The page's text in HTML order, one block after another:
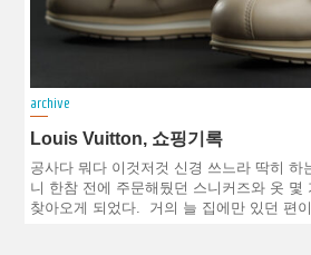
archive
Louis Vuitton, 쇼핑기록
공사다 뭐다 이것저것 신경 쓰느라 딱히 하
니 한참 전에 주문해뒀던 스니커즈와 옷 몇
찾아오게 되었다. 거의 늘 집에만 있던 편